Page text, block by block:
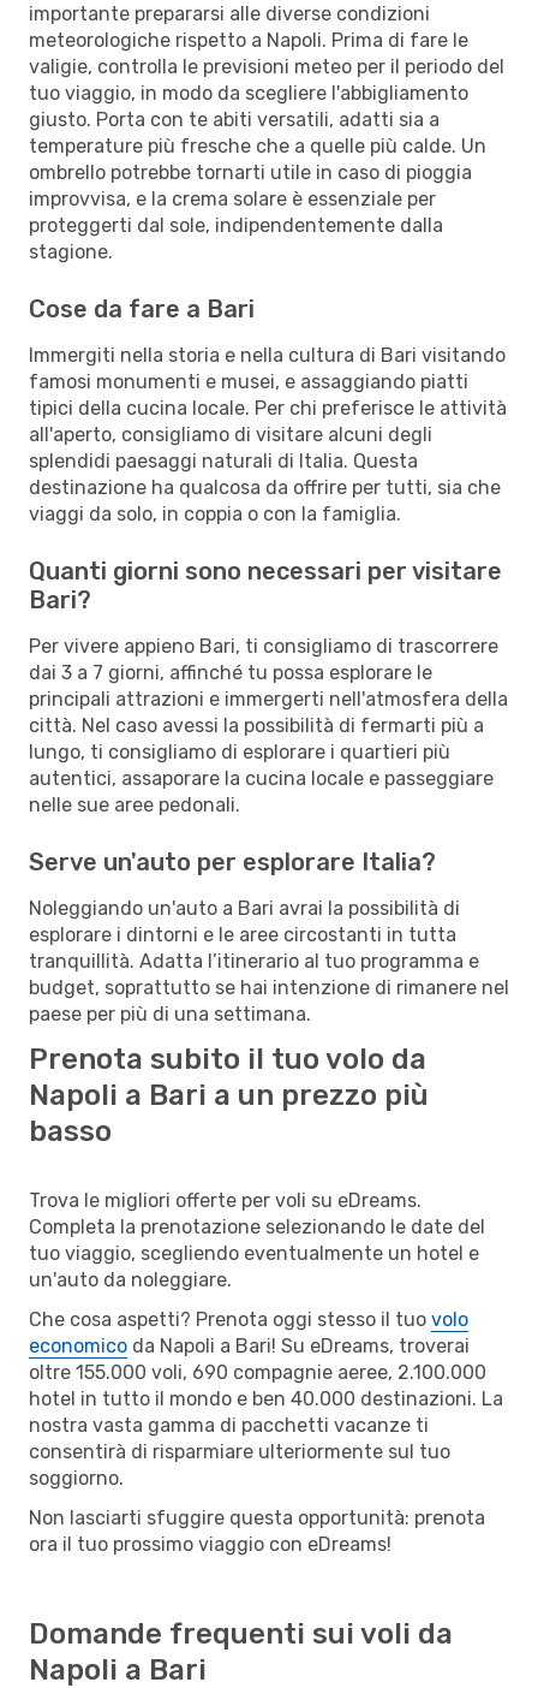
importante prepararsi alle diverse condizioni
meteorologiche rispetto a Napoli. Prima di fare le
valigie, controlla le previsioni meteo per il periodo del
tuo viaggio, in modo da scegliere l'abbigliamento
giusto. Porta con te abiti versatili, adatti sia a
temperature più fresche che a quelle più calde. Un
ombrello potrebbe tornarti utile in caso di pioggia
improvvisa, e la crema solare è essenziale per
proteggerti dal sole, indipendentemente dalla
stagione.
Cose da fare a Bari
Immergiti nella storia e nella cultura di Bari visitando
famosi monumenti e musei, e assaggiando piatti
tipici della cucina locale. Per chi preferisce le attività
all'aperto, consigliamo di visitare alcuni degli
splendidi paesaggi naturali di Italia. Questa
destinazione ha qualcosa da offrire per tutti, sia che
viaggi da solo, in coppia o con la famiglia.
Quanti giorni sono necessari per visitare
Bari?
Per vivere appieno Bari, ti consigliamo di trascorrere
dai 3 a 7 giorni, affinché tu possa esplorare le
principali attrazioni e immergerti nell'atmosfera della
città. Nel caso avessi la possibilità di fermarti più a
lungo, ti consigliamo di esplorare i quartieri più
autentici, assaporare la cucina locale e passeggiare
nelle sue aree pedonali.
Serve un'auto per esplorare Italia?
Noleggiando un'auto a Bari avrai la possibilità di
esplorare i dintorni e le aree circostanti in tutta
tranquillità. Adatta l’itinerario al tuo programma e
budget, soprattutto se hai intenzione di rimanere nel
paese per più di una settimana.
Prenota subito il tuo volo da
Napoli a Bari a un prezzo più
basso
Trova le migliori offerte per voli su eDreams.
Completa la prenotazione selezionando le date del
tuo viaggio, scegliendo eventualmente un hotel e
un'auto da noleggiare.
Che cosa aspetti? Prenota oggi stesso il tuo volo
economico da Napoli a Bari! Su eDreams, troverai
oltre 155.000 voli, 690 compagnie aeree, 2.100.000
hotel in tutto il mondo e ben 40.000 destinazioni. La
nostra vasta gamma di pacchetti vacanze ti
consentirà di risparmiare ulteriormente sul tuo
soggiorno.
Non lasciarti sfuggire questa opportunità: prenota
ora il tuo prossimo viaggio con eDreams!
Domande frequenti sui voli da
Napoli a Bari